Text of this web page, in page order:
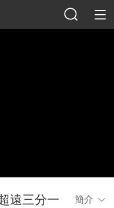
遠三分一
簡介